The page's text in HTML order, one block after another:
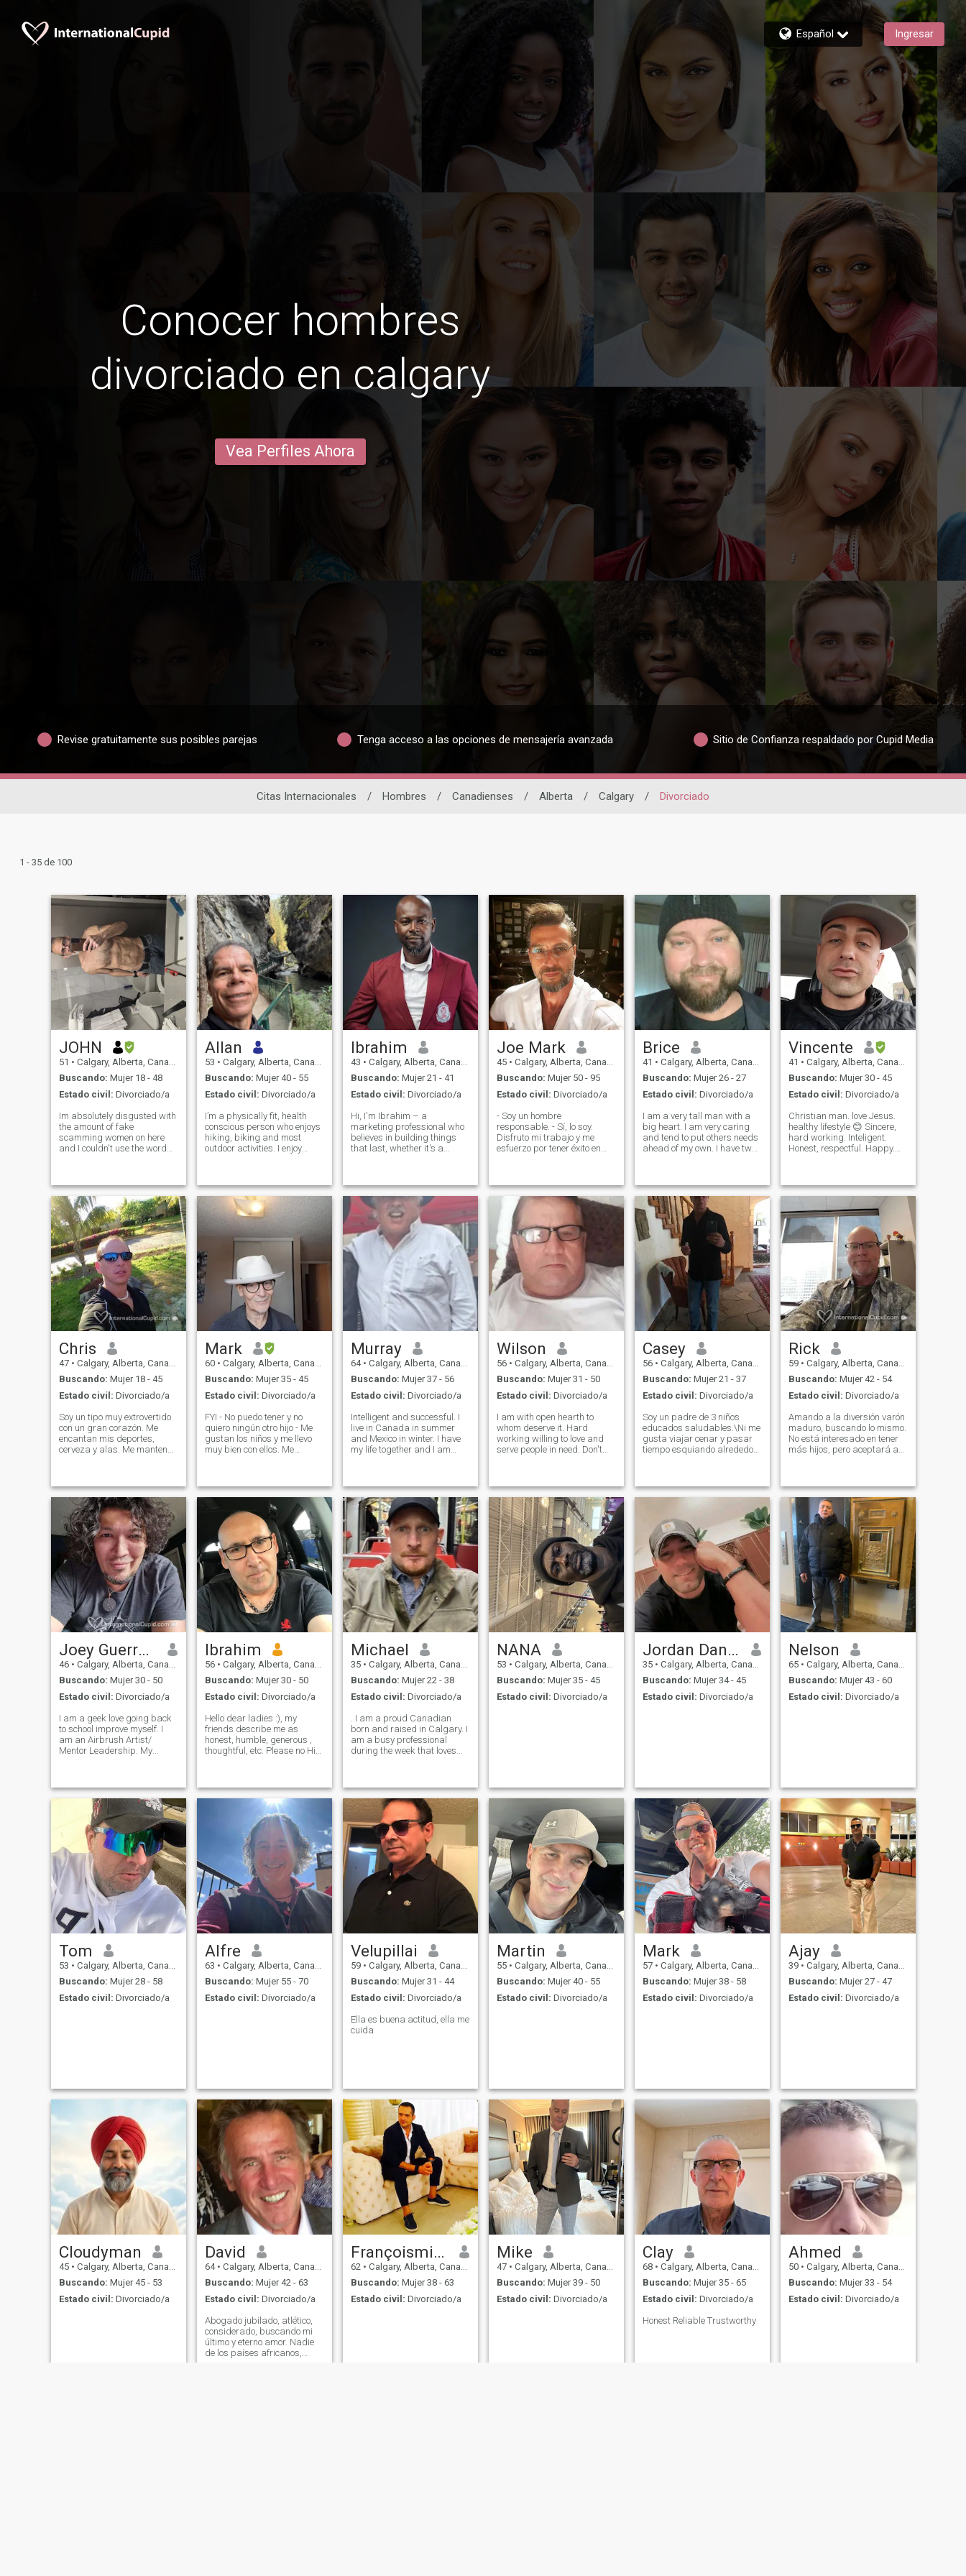
Español Ingresar
Conocer hombres
divorciado en calgary
Vea Perfiles Ahora
Revise gratuitamente sus posibles parejas Tenga acceso a las opciones de mensajería avanzada Sitio de Confianza respaldado por Cupid Media
Citas Internacionales / Hombres / Canadienses / Alberta / Calgary / Divorciado
1 - 35 de 100
JOHN
51 • Calgary, Alberta, Canadá
Buscando: Mujer 18 - 48
Estado civil: Divorciado/a
Im absolutely disgusted with
the amount of fake
scamming women on here
and I couldn't use the word
can approach one a man
wants and needs without
making it sound like
Allan
53 • Calgary, Alberta, Canadá
Buscando: Mujer 40 - 55
Estado civil: Divorciado/a
I’m a physically fit, health
conscious person who enjoys
hiking, biking and most
outdoor activities. I enjoy
Ibrahim
43 • Calgary, Alberta, Canadá
Buscando: Mujer 21 - 41
Estado civil: Divorciado/a
Hi, I'm Ibrahim – a
marketing professional who
believes in building things
that last, whether it's a
through a certificate
program at the University of
Calgary, embracing both
Joe Mark
45 • Calgary, Alberta, Canadá
Buscando: Mujer 50 - 95
Estado civil: Divorciado/a
- Soy un hombre
responsable. - Sí, lo soy.
Disfruto mi trabajo y me
esfuerzo por tener éxito en
Pienso en mí mismo como
inteligente pero inofensivo.
Estoy apoyando, cuidando y
tengo un carácter leal y
tolerante, humilde, honesto,
comprensivo y sincero. Soy
una persona muy
apasionada y física que
querría lo mismo en una
pareja, profundamente
romántica, optimista,
esperanzada, sabia e
corazón honesto y no me
gusta que me
Brice
41 • Calgary, Alberta, Canadá
Buscando: Mujer 26 - 27
Estado civil: Divorciado/a
I am a very tall man with a
big heart. I am very caring
and tend to put others needs
ahead of my own. I have two
spend with them. I am very
laid back and do not get
angry eas
Vincente
41 • Calgary, Alberta, Canadá
Buscando: Mujer 30 - 45
Estado civil: Divorciado/a
Christian man. love Jesus.
healthy lifestyle 😊 Sincere,
hard working. Inteligent.
Honest, respectful. Happy.
country to someday make a
life and future and busines
Chris
47 • Calgary, Alberta, Canadá
Buscando: Mujer 18 - 45
Estado civil: Divorciado/a
Soy un tipo muy extrovertido
con un gran corazón. Me
encantan mis deportes,
cerveza y alas. Me mantengo
tiempo haciendo cualquier
cosa en las montañas. Si
desea saber más, por favor
preguntame.
Mark
60 • Calgary, Alberta, Canadá
Buscando: Mujer 35 - 45
Estado civil: Divorciado/a
FYI - No puedo tener y no
quiero ningún otro hijo - Me
gustan los niños y me llevo
muy bien con ellos. Me
forma. Me gusta todo tipo de
música, buena comida y
libros. También me gustan
las galerías de arte y las
cafeterías. Toco un poco de
guitarra y escribo algunas
canciones. Creo que tengo
buen sentido del humor. Soy
fácil de entender y soy muy
afectuoso con la persona
adecuada. Tengo algunos
problemas de salud que
puedo explicar.
Murray
64 • Calgary, Alberta, Canadá
Buscando: Mujer 37 - 56
Estado civil: Divorciado/a
Intelligent and successful. I
live in Canada in summer
and Mexico in winter. I have
my life together and I am
women so Im looking outside
of Canada. I'm a
conservative guy.
Wilson
56 • Calgary, Alberta, Canadá
Buscando: Mujer 31 - 50
Estado civil: Divorciado/a
I am with open hearth to
whom deserve it. Hard
working willing to love and
serve people in need. Don't
like country music and I need
to learn dancing CM. Good
movi
Casey
56 • Calgary, Alberta, Canadá
Buscando: Mujer 21 - 37
Estado civil: Divorciado/a
Soy un padre de 3 niños
educados saludables.\Ni me
gusta viajar cenar y pasar
tiempo esquiando alrededor
muy divertida y me río
una mujer sumisa femenina
que esté feliz con una
energía masculina
dominante en el hogar. \Ni
tengo una casa en el oeste de
Canadá y viajan con
frecuencia \Nmy chicos son
angloparlantes y español
Solo hablo inglés \Ni soy un
abogado y hombre de
negocios.
Rick
59 • Calgary, Alberta, Canadá
Buscando: Mujer 42 - 54
Estado civil: Divorciado/a
Amando a la diversión varón
maduro, buscando lo mismo.
No está interesado en tener
más hijos, pero aceptará a
nuevas culturas. Cree en el
trabajo duro juego duro.
Interesado en alguien
dispuesto a construir un
futuro juntos, basado en el
respeto, la honestidad y el
crecimiento personal. POR
FAVOR, NO SE PONGA EN
CONTACTO CONMIGO SI
QUIERE HIJOS O MI
DIRECCIÓN DE CORREO
ELECTRÓNICO O SOLO
TIENE un PIC, O FUERA DE
MI EDAD.
Joey Guerreiro
46 • Calgary, Alberta, Canadá
Buscando: Mujer 30 - 50
Estado civil: Divorciado/a
I am a geek love going back
to school improve myself. I
am an Airbrush Artist/
Mentor Leadership. My
sports biking , swimming
,yoga. Love cooking be
prepared to be pamper
Ibrahim
56 • Calgary, Alberta, Canadá
Buscando: Mujer 30 - 50
Estado civil: Divorciado/a
Hello dear ladies :), my
friends describe me as
honest, humble, generous ,
thoughtful, etc. Please no Hi
pictures , l am using a
walker and l have a speech
problem other tha
Michael
35 • Calgary, Alberta, Canadá
Buscando: Mujer 22 - 38
Estado civil: Divorciado/a
born and raised in Calgary. I
am a busy professional
during the week that loves
out, and just in general
having fun with life. Spiritual
but
NANA
53 • Calgary, Alberta, Canadá
Buscando: Mujer 35 - 45
Estado civil: Divorciado/a
Jordan Daniel
35 • Calgary, Alberta, Canadá
Buscando: Mujer 34 - 45
Estado civil: Divorciado/a
Nelson
65 • Calgary, Alberta, Canadá
Buscando: Mujer 43 - 60
Estado civil: Divorciado/a
Tom
53 • Calgary, Alberta, Canadá
Buscando: Mujer 28 - 58
Estado civil: Divorciado/a
Alfre
63 • Calgary, Alberta, Canadá
Buscando: Mujer 55 - 70
Estado civil: Divorciado/a
Velupillai
59 • Calgary, Alberta, Canadá
Buscando: Mujer 31 - 44
Estado civil: Divorciado/a
Ella es buena actitud, ella me
cuida
Martin
55 • Calgary, Alberta, Canadá
Buscando: Mujer 40 - 55
Estado civil: Divorciado/a
Mark
57 • Calgary, Alberta, Canadá
Buscando: Mujer 38 - 58
Estado civil: Divorciado/a
Ajay
39 • Calgary, Alberta, Canadá
Buscando: Mujer 27 - 47
Estado civil: Divorciado/a
Cloudyman
45 • Calgary, Alberta, Canadá
Buscando: Mujer 45 - 53
Estado civil: Divorciado/a
David
64 • Calgary, Alberta, Canadá
Buscando: Mujer 42 - 63
Estado civil: Divorciado/a
Abogado jubilado, atlético,
considerado, buscando mi
último y eterno amor. Nadie
de los países africanos,
Françoismille
62 • Calgary, Alberta, Canadá
Buscando: Mujer 38 - 63
Estado civil: Divorciado/a
Mike
47 • Calgary, Alberta, Canadá
Buscando: Mujer 39 - 50
Estado civil: Divorciado/a
Clay
68 • Calgary, Alberta, Canadá
Buscando: Mujer 35 - 65
Estado civil: Divorciado/a
Honest Reliable Trustworthy
Ahmed
50 • Calgary, Alberta, Canadá
Buscando: Mujer 33 - 54
Estado civil: Divorciado/a